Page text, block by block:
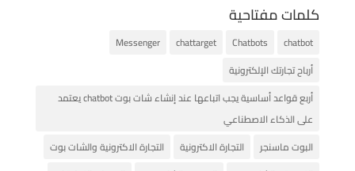
كلمات مفتاحية
chatbot
Chatbots
chattarget
Messenger
أرباح تجارتك الإلكترونية
أربع قواعد أساسية يجب اتباعها عند إنشاء شات بوت chatbot يعتمد
على الذكاء الاصطناعي
البوت ماسنجر
التجارة الاكترونية
التجارة الاكترونية والشات بوت